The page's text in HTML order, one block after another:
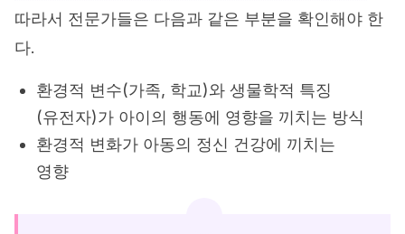
따라서 전문가들은 다음과 같은 부분을 확인해야 한
다.
환경적 변수(가족, 학교)와 생물학적 특징
(유전자)가 아이의 행동에 영향을 끼치는 방식
환경적 변화가 아동의 정신 건강에 끼치는
영향